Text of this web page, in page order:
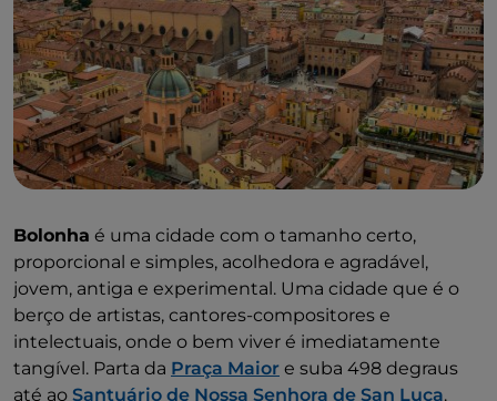
Bolonha é uma cidade com o tamanho certo,
proporcional e simples, acolhedora e agradável,
jovem, antiga e experimental. Uma cidade que é o
berço de artistas, cantores-compositores e
intelectuais, onde o bem viver é imediatamente
tangível. Parta da Praça Maior e suba 498 degraus
até ao Santuário de Nossa Senhora de San Luca.